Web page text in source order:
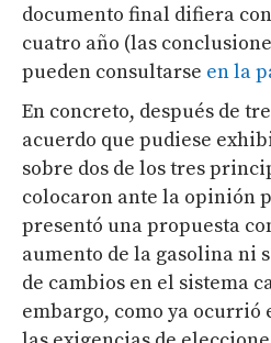
documento final difiera
cuatro año (las
pueden consultarse en la
En concreto, después de
acuerdo que pudiese
sobre dos de los tres
colocaron ante la opinión
presentó una propuesta
aumento de la gasolina ni
de cambios en el sistema
embargo, como ya ocurrió